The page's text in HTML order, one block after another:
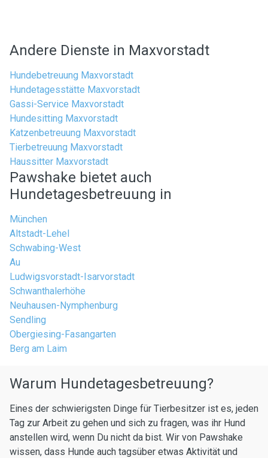
Andere Dienste in Maxvorstadt
Hundebetreuung Maxvorstadt
Hundetagesstätte Maxvorstadt
Gassi-Service Maxvorstadt
Hundesitting Maxvorstadt
Katzenbetreuung Maxvorstadt
Tierbetreuung Maxvorstadt
Haussitter Maxvorstadt
Pawshake bietet auch
Hundetagesbetreuung in
München
Altstadt-Lehel
Schwabing-West
Au
Ludwigsvorstadt-Isarvorstadt
Schwanthalerhöhe
Neuhausen-Nymphenburg
Sendling
Obergiesing-Fasangarten
Berg am Laim
Warum Hundetagesbetreuung?
Eines der schwierigsten Dinge für Tierbesitzer ist es, jeden
Tag zur Arbeit zu gehen und sich zu fragen, was ihr Hund
anstellen wird, wenn Du nicht da bist. Wir von Pawshake
wissen, dass Hunde auch tagsüber etwas Aktivität und